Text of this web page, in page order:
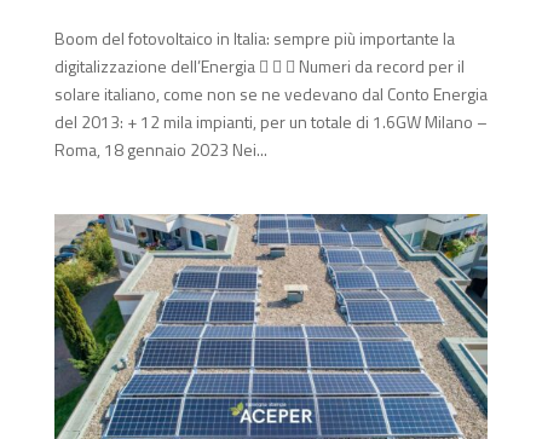
Boom del fotovoltaico in Italia: sempre più importante la
digitalizzazione dell’Energia    Numeri da record per il
solare italiano, come non se ne vedevano dal Conto Energia
del 2013: + 12 mila impianti, per un totale di 1.6GW Milano –
Roma, 18 gennaio 2023 Nei...